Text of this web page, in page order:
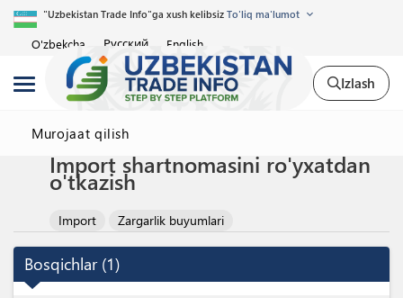
"Uzbekistan Trade Info"ga xush kelibsiz To'liq ma'lumot
O'zbekcha Русский English
Izlash
Murojaat qilish
Import shartnomasini ro'yxatdan
o'tkazish
Import Zargarlik buyumlari
Bosqichlar (1)